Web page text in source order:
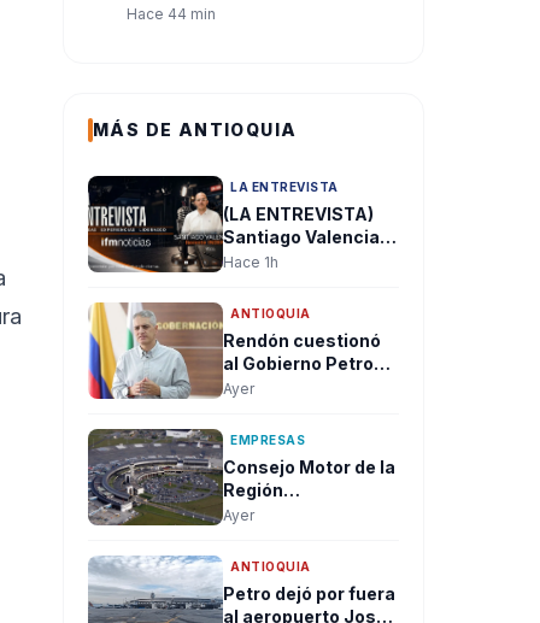
El fútbol mundial también dijo
Hace 44 min
MÁS DE ANTIOQUIA
LA ENTREVISTA
(LA ENTREVISTA)
Santiago Valencia:
“El mayor reto del
será recuperar la
institucionalidad y
reconstruir la
confianza en el
país”
Hace 1h
ANTIOQUIA
Rendón cuestionó
al Gobierno Petro
por no reactivar la
contra alias
"Calarcá" tras
admitir fracaso del
proceso de paz
Ayer
EMPRESAS
Consejo Motor de la
Región
Aeroportuaria pidió
Maestro del José
María Córdova y
reclamó una visión
Ayer
ANTIOQUIA
Petro dejó por fuera
al aeropuerto José